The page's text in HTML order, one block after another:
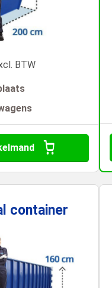
BTW
container